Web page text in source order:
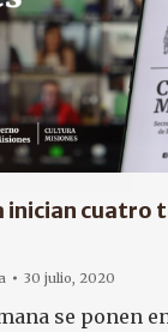
inician cuatro
30 julio, 2020
se ponen